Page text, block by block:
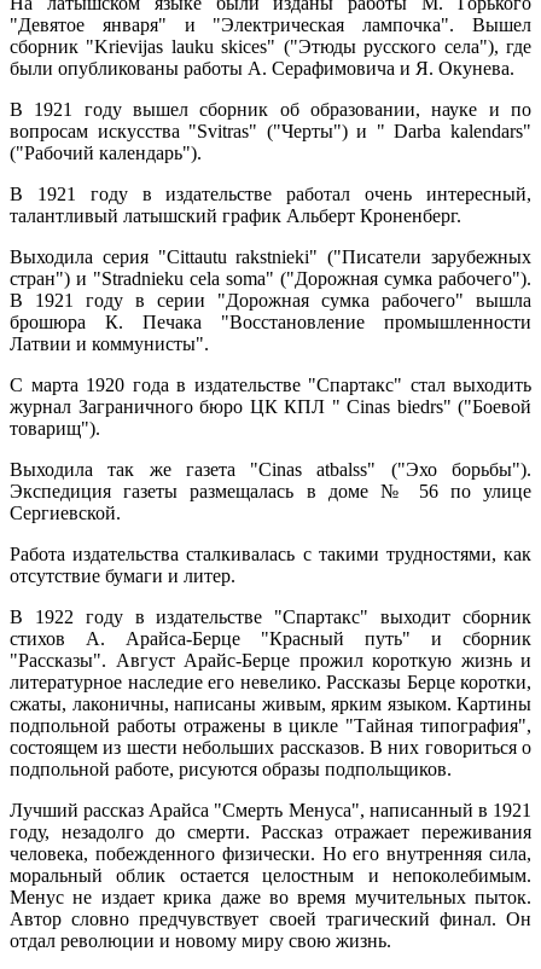
"Девятое января" и "Электрическая лампочка". Вышел
сборник "Krievijas lauku skices" ("Этюды русского села"), где
были опубликованы работы А. Серафимовича и Я. Окунева.
В 1921 году вышел сборник об образовании, науке и по
вопросам искусства "Svitras" ("Черты") и " Darba kalendars"
("Рабочий календарь").
В 1921 году в издательстве работал очень интересный,
талантливый латышский график Альберт Кроненберг.
Выходила серия "Cittautu rakstnieki" ("Писатели зарубежных
стран") и "Stradnieku cela soma" ("Дорожная сумка рабочего").
В 1921 году в серии "Дорожная сумка рабочего" вышла
брошюра К. Печака "Восстановление промышленности
Латвии и коммунисты".
С марта 1920 года в издательстве "Спартакс" стал выходить
журнал Заграничного бюро ЦК КПЛ " Cinas biedrs" ("Боевой
товарищ").
Выходила так же газета "Cinas atbalss" ("Эхо борьбы").
Экспедиция газеты размещалась в доме № 56 по улице
Сергиевской.
Работа издательства сталкивалась с такими трудностями, как
отсутствие бумаги и литер.
В 1922 году в издательстве "Спартакс" выходит сборник
стихов А. Арайса-Берце "Красный путь" и сборник
"Рассказы". Август Арайс-Берце прожил короткую жизнь и
литературное наследие его невелико. Рассказы Берце коротки,
сжаты, лаконичны, написаны живым, ярким языком. Картины
подпольной работы отражены в цикле "Тайная типография",
состоящем из шести небольших рассказов. В них говориться о
подпольной работе, рисуются образы подпольщиков.
Лучший рассказ Арайса "Смерть Менуса", написанный в 1921
году, незадолго до смерти. Рассказ отражает переживания
человека, побежденного физически. Но его внутренняя сила,
моральный облик остается целостным и непоколебимым.
Менус не издает крика даже во время мучительных пыток.
Автор словно предчувствует своей трагический финал. Он
отдал революции и новому миру свою жизнь.